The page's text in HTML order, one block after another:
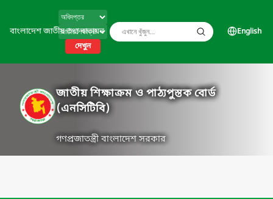
বাংলাদেশ জাতীয় তথ্য বাতায়ন
দেখুন
English
জাতীয় শিক্ষাক্রম ও পাঠ্যপুস্তক বোর্ড
(এনসিটিবি)
গণপ্রজাতন্ত্রী বাংলাদেশ সরকার